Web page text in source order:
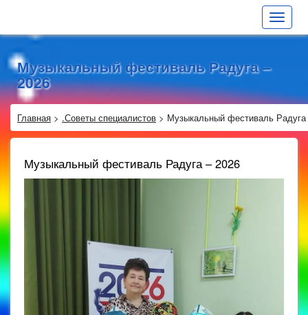
Toggle
Музыкальный фестиваль Радуга –
2026
Главная > .Советы специалистов > Музыкальный фестиваль Радуга
Музыкальный фестиваль Радуга – 2026